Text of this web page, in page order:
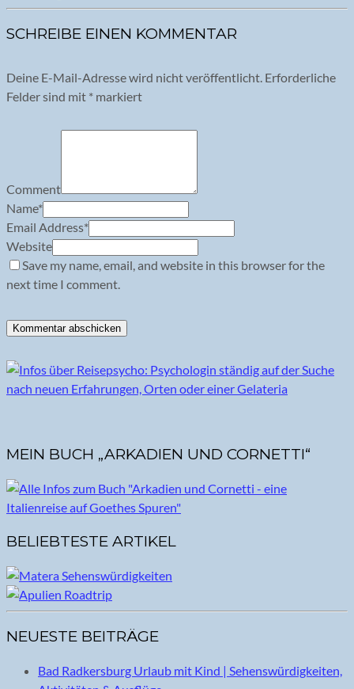
SCHREIBE EINEN KOMMENTAR
Deine E-Mail-Adresse wird nicht veröffentlicht. Erforderliche
Felder sind mit * markiert
Comment
Name*
Email Address*
Website
Save my name, email, and website in this browser for the
next time I comment.
MEIN BUCH „ARKADIEN UND CORNETTI“
BELIEBTESTE ARTIKEL
NEUESTE BEITRÄGE
Bad Radkersburg Urlaub mit Kind | Sehenswürdigkeiten,